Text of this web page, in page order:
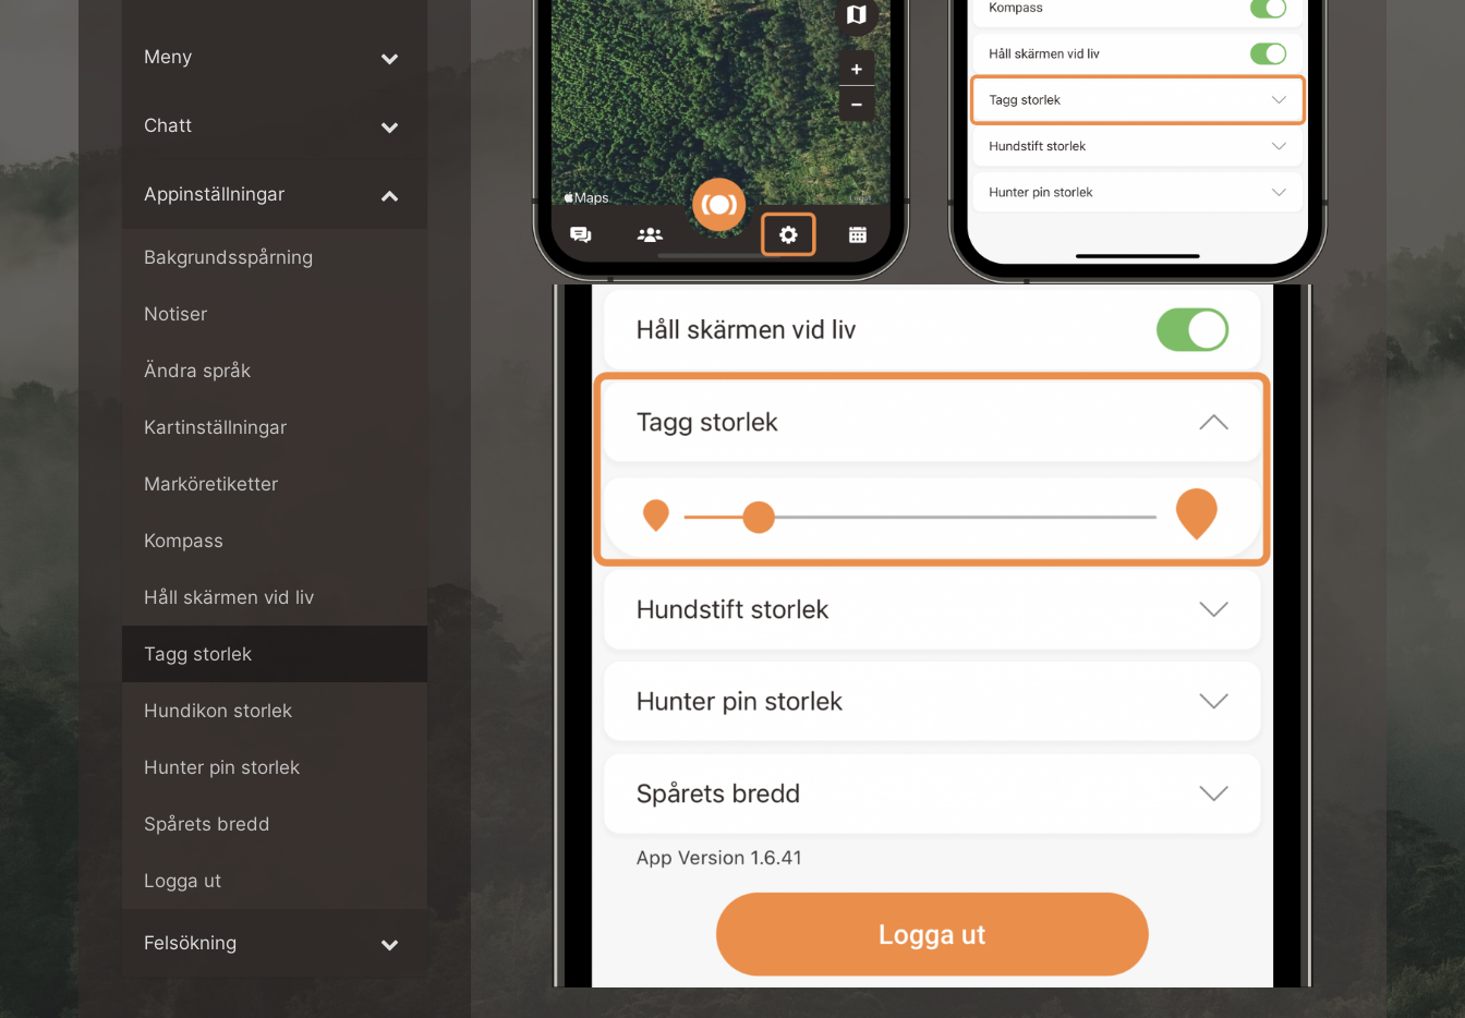
Meny
Chatt
Appinställningar
Bakgrundsspårning
Notiser
Ändra språk
Kartinställningar
Marköretiketter
Kompass
Håll skärmen vid liv
Tagg storlek
Hundikon storlek
Hunter pin storlek
Spårets bredd
Logga ut
Felsökning